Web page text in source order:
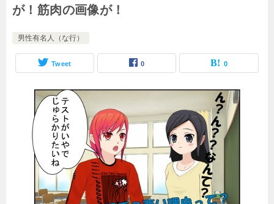
が！筋肉の画像が！
男性有名人（な行）
Tweet 0 0